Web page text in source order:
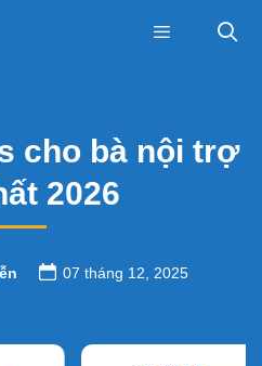
cho bà nội trợ
2026
07 tháng 12, 2025